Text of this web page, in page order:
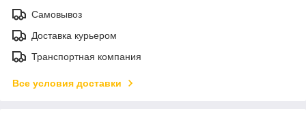
Самовывоз
Доставка курьером
Транспортная компания
Все условия доставки